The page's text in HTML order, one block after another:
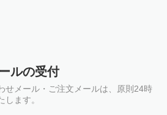
ルの受付
せメール・ご注文メールは、原則24時
します。